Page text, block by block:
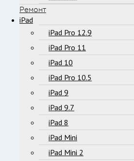
Ремонт
iPad
iPad Pro 12.9
iPad Pro 11
iPad 10
iPad Pro 10.5
iPad 9
iPad 9.7
iPad 8
iPad Mini
iPad Mini 2